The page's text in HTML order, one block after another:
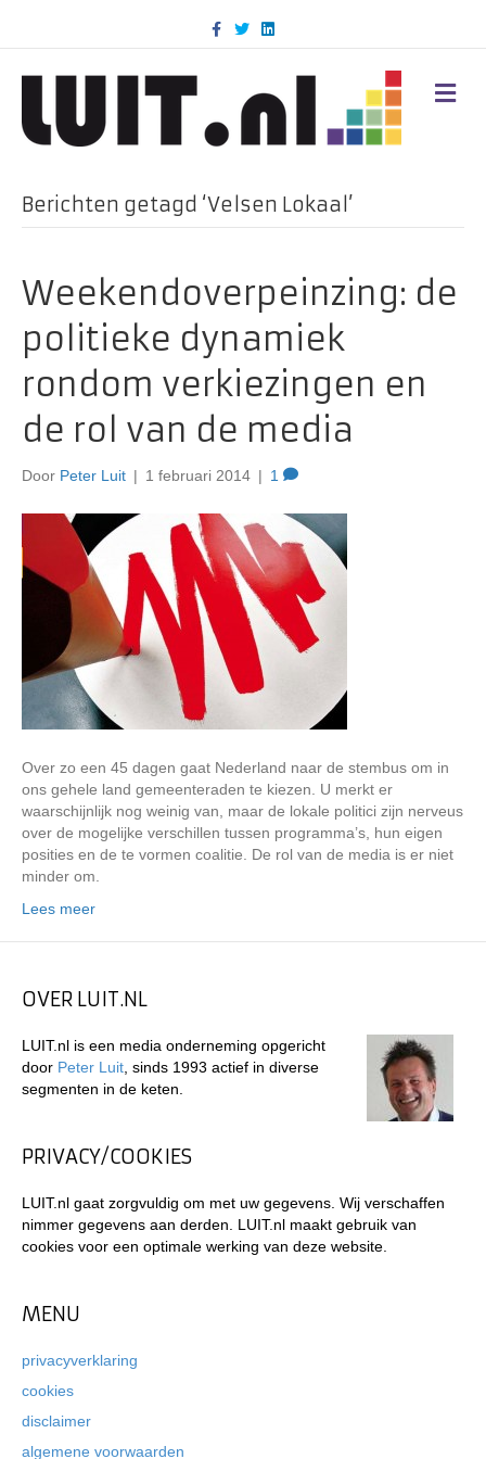
c
k
T
w
i
n
d
M
E
Berichten getagd ‘Velsen Lokaal’
Weekendoverpeinzing: de
politieke dynamiek
rondom verkiezingen en
de rol van de media
Door Peter Luit | 1 februari 2014 | 1
Over zo een 45 dagen gaat Nederland naar de stembus om in
ons gehele land gemeenteraden te kiezen. U merkt er
waarschijnlijk nog weinig van, maar de lokale politici zijn nerveus
over de mogelijke verschillen tussen programma’s, hun eigen
posities en de te vormen coalitie. De rol van de media is er niet
minder om.
Lees meer
OVER LUIT.NL
LUIT.nl is een media onderneming opgericht
door Peter Luit , sinds 1993 actief in diverse
segmenten in de keten.
PRIVACY/COOKIES
LUIT.nl gaat zorgvuldig om met uw gegevens. Wij verschaffen
nimmer gegevens aan derden. LUIT.nl maakt gebruik van
cookies voor een optimale werking van deze website.
MENU
privacyverklaring
cookies
disclaimer
algemene voorwaarden